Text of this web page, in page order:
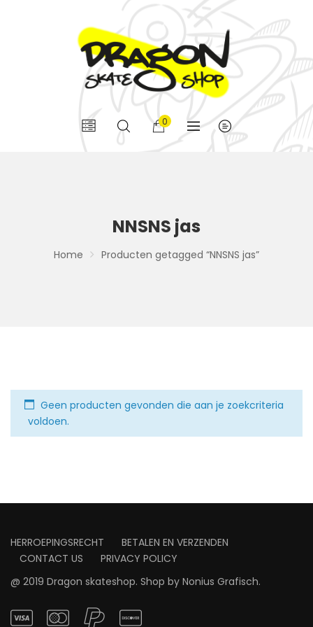
0
NNSNS jas
Home Producten getagged “NNSNS jas”
Geen producten gevonden die aan je zoekcriteria
voldoen.
HERROEPINGSRECHT
BETALEN EN VERZENDEN
CONTACT US
PRIVACY POLICY
@ 2019 Dragon skateshop. Shop by Nonius Grafisch.